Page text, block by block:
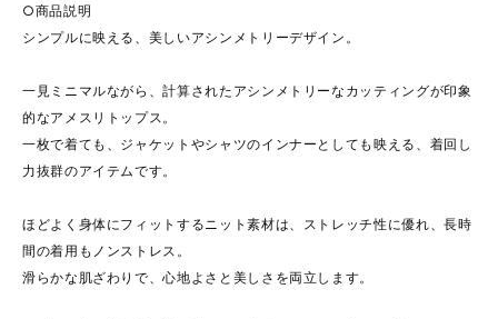
○商品説明
シンプルに映える、美しいアシンメトリーデザイン。
一見ミニマルながら、計算されたアシンメトリーなカッティングが印象
的なアメスリトップス。
一枚で着ても、ジャケットやシャツのインナーとしても映える、着回し
力抜群のアイテムです。
ほどよく身体にフィットするニット素材は、ストレッチ性に優れ、長時
間の着用もノンストレス。
滑らかな肌ざわりで、心地よさと美しさを両立します。